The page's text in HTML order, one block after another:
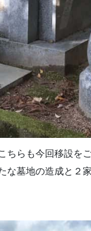
ちらも今回移設を
墓地の造成と２